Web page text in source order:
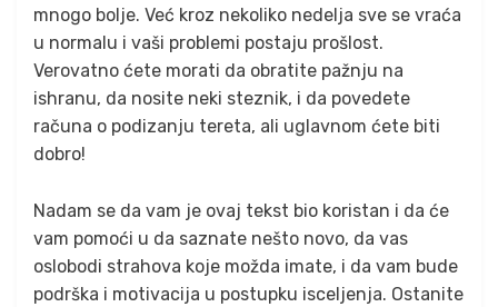
mnogo bolje. Već kroz nekoliko nedelja sve se vraća
u normalu i vaši problemi postaju prošlost.
Verovatno ćete morati da obratite pažnju na
ishranu, da nosite neki steznik, i da povedete
računa o podizanju tereta, ali uglavnom ćete biti
dobro!
Nadam se da vam je ovaj tekst bio koristan i da će
vam pomoći u da saznate nešto novo, da vas
oslobodi strahova koje možda imate, i da vam bude
podrška i motivacija u postupku isceljenja. Ostanite